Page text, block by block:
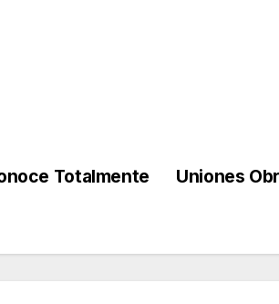
Uniones
Totalmente